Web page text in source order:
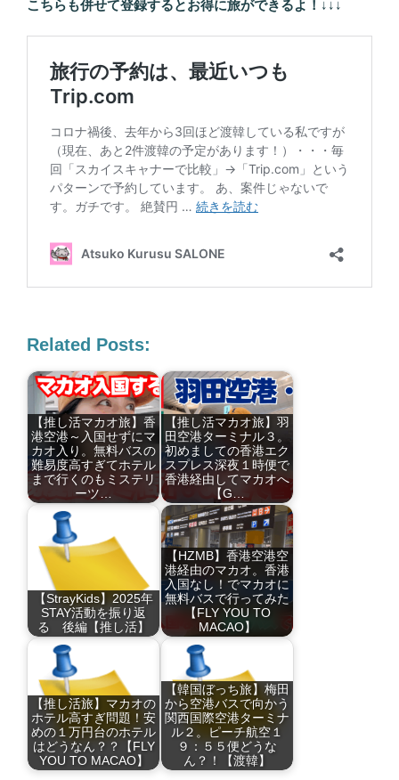
こちらも併せて登録するとお得に旅ができるよ！ ↓↓↓
Related Posts:
【推し活マカオ旅】香
港空港～入国せずにマ
カオ入り。無料バスの
難易度高すぎてホテル
まで行くのもミステリ
ーツ…
【推し活マカオ旅】羽
田空港ターミナル３。
初めましての香港エク
スプレス深夜１時便で
香港経由してマカオへ
【G…
【StrayKids】2025年
STAY活動を振り返
る 後編【推し活】
【HZMB】香港空港空
港経由のマカオ。香港
入国なし！でマカオに
無料バスで行ってみた
【FLY YOU TO
MACAO】
【推し活旅】マカオの
ホテル高すぎ問題！安
めの１万円台のホテル
はどうなん？？【FLY
YOU TO MACAO】
【韓国ぼっち旅】梅田
から空港バスで向かう
関西国際空港ターミナ
ル２。ピーチ航空１
９：５５便どうな
ん？！【渡韓】